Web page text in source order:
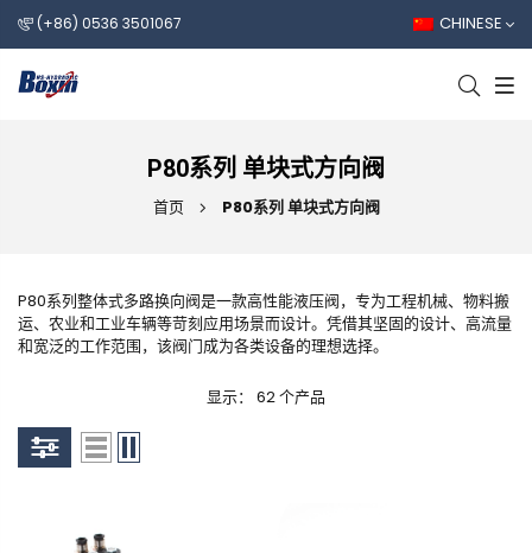
(+86) 0536 3501067 CHINESE
P80系列 单块式方向阀
首页 P80系列 单块式方向阀
P80系列整体式多路换向阀是一款高性能液压阀，专为工程机械、物料搬
运、农业和工业车辆等苛刻应用场景而设计。凭借其坚固的设计、高流量
和宽泛的工作范围，该阀门成为各类设备的理想选择。
显示： 62 个产品